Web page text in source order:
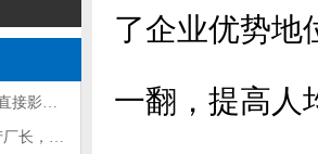
车间主任管理水平将直接影响东莞注塑件
东莞UV喷油厂的生产厂长，到底在给工
了企业优势地
一翻，提高人